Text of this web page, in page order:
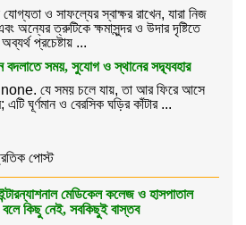
ও সাফল্যের স্বাক্ষর রাখেন, যারা নিজ
অন্যের ত্রুটিকে ক্ষমাসুন্দর ও উদার দৃষ্টিতে
প্রচেষ্টায় ...
বদলাতে সময়, সুযোগ ও স্থানের সদ্ব্যবহার
যে সময় চলে যায়, তা আর ফিরে আসে
এটি ঘূর্ণমান ও বেরসিক ঘড়ির কাঁটার ...
পোস্ট
ইন্টারন্যাশনাল মেডিকেল কলেজ ও হাসপাতাল
বলে কিছু নেই, সবকিছুই বাস্তব